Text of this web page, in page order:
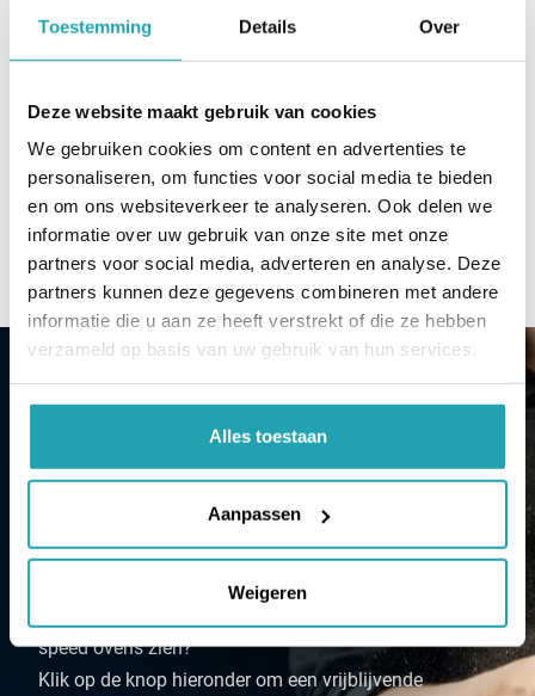
Toestemming Details Over
Deze website maakt gebruik van cookies
We gebruiken cookies om content en advertenties te
personaliseren, om functies voor social media te bieden
en om ons websiteverkeer te analyseren. Ook delen we
informatie over uw gebruik van onze site met onze
partners voor social media, adverteren en analyse. Deze
partners kunnen deze gegevens combineren met andere
informatie die u aan ze heeft verstrekt of die ze hebben
verzameld op basis van uw gebruik van hun services.
Alles toestaan
Aanpassen
Weigeren
Fit Line
Pizza Ovens
Webshop
Over Prática
EEN VOORPROEFJE VAN
VRAAG EEN
DEMONSTRATIE AAN
speed ovens zien?
Klik op de knop hieronder om een vrijblijvende